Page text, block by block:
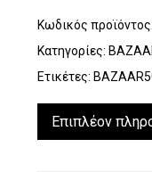
Κωδικός προϊόντος:
Κατηγορίες:
Ετικέτες:
Επιπλέον